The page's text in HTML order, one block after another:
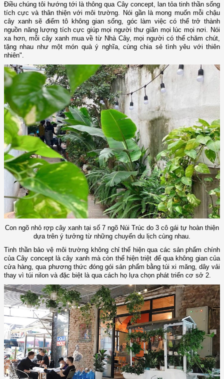
Điều chúng tôi hướng tới là thông qua Cây concept, lan tỏa tinh thần sống
tích cực và thân thiện với môi trường. Nói gần là mong muốn mỗi chậu
cây xanh sẽ điểm tô không gian sống, góc làm việc có thể trở thành
nguồn năng lượng tích cực giúp mọi người thư giãn mọi lúc mọi nơi. Nói
xa hơn, mỗi cây xanh mua về từ Nhà Cây, mọi người có thể chăm chút,
tặng nhau như một món quà ý nghĩa, cùng chia sẻ tình yêu với thiên
nhiên".
Con ngõ nhỏ rợp cây xanh tại số 7 ngõ Núi Trúc do 3 cô gái tự hoàn thiện
dựa trên ý tưởng từ những chuyến du lịch cùng nhau.
Tinh thần bảo vệ môi trường không chỉ thể hiện qua các sản phẩm chính
của Cây concept là cây xanh mà còn thể hiện triệt để qua không gian của
cửa hàng, qua phương thức đóng gói sản phẩm bằng túi xi măng, dây vải
thay vì túi nilon và đặc biệt là qua cách họ lựa chọn phát triển cơ sở 2.